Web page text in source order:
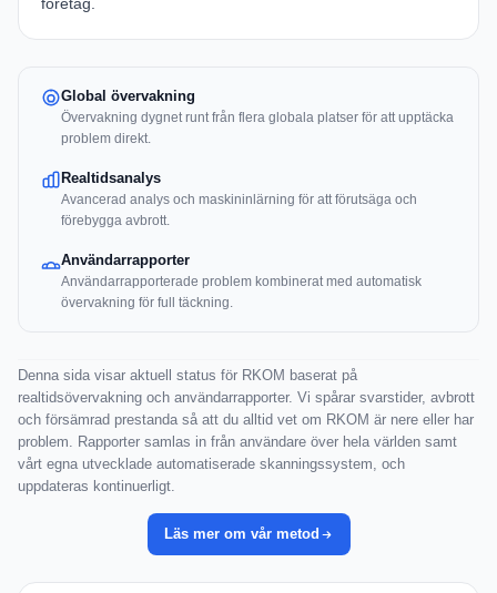
företag.
Global övervakning
Övervakning dygnet runt från flera globala platser för att upptäcka
problem direkt.
Realtidsanalys
Avancerad analys och maskininlärning för att förutsäga och
förebygga avbrott.
Användarrapporter
Användarrapporterade problem kombinerat med automatisk
övervakning för full täckning.
Denna sida visar aktuell status för RKOM baserat på
realtidsövervakning och användarrapporter. Vi spårar svarstider, avbrott
och försämrad prestanda så att du alltid vet om RKOM är nere eller har
problem. Rapporter samlas in från användare över hela världen samt
vårt egna utvecklade automatiserade skanningssystem, och
uppdateras kontinuerligt.
Läs mer om vår metod